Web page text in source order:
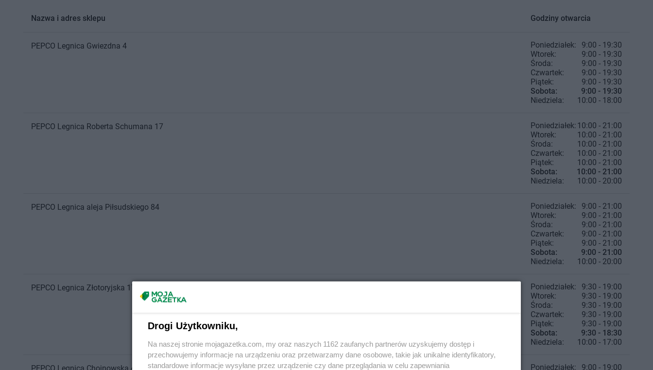
Nazwa i adres sklepu Godziny otwarcia
PEPCO Legnica Gwiezdna 4 Poniedziałek:
9:00 - 19:30
Wtorek:
9:00 - 19:30
Środa:
9:00 - 19:30
Czwartek:
9:00 - 19:30
Piątek:
9:00 - 19:30
Sobota:
9:00 - 19:30
Niedziela:
10:00 - 18:00
PEPCO Legnica Roberta Schumana 17 Poniedziałek: 10:00 - 21:00
Wtorek:
10:00 - 21:00
Środa:
10:00 - 21:00
Czwartek:
10:00 - 21:00
Piątek:
10:00 - 21:00
Sobota:
10:00 - 21:00
Niedziela:
10:00 - 20:00
PEPCO Legnica aleja Piłsudskiego 84 Poniedziałek:
9:00 - 21:00
Wtorek:
9:00 - 21:00
Środa:
9:00 - 21:00
Czwartek:
9:00 - 21:00
Piątek:
9:00 - 21:00
Sobota:
9:00 - 21:00
Niedziela:
10:00 - 20:00
PEPCO Legnica Złotoryjska 170 Poniedziałek:
9:30 - 19:00
Wtorek:
9:30 - 19:00
Środa:
9:30 - 19:00
Czwartek:
9:30 - 19:00
Piątek:
9:30 - 19:00
Sobota:
9:30 - 18:30
Niedziela:
10:00 - 17:00
Poniedziałek:
9:00 - 19:00
Drogi Użytkowniku,
Na naszej stronie mojagazetka.com, my oraz naszych 1162 zaufanych partnerów uzyskujemy dostęp i
przechowujemy informacje na urządzeniu oraz przetwarzamy dane osobowe, takie jak unikalne identyfikatory,
standardowe informacje wysyłane przez urządzenie czy dane przeglądania w celu zapewniania